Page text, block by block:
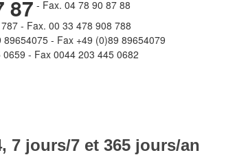
87 - Fax. 04 78 90 87 88
- Fax. 00 33 478 908 788
- Fax +49 (0)89 89654079
- Fax 0044 203 445 0682
7 jours/7 et 365 jours/an